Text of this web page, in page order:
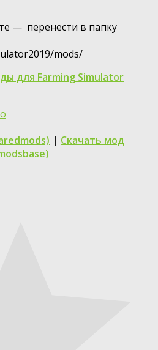
— перенести в папку
mods/
для Farming Simulator
| Скачать мод